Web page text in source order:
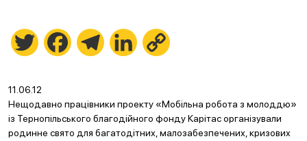
Twitter FacebookTelegramLinkedIn
11.06.12
Нещодавно працівники проекту «Мобільна робота з молоддю»
із Тернопільського благодійного фонду Карітас організували
родинне свято для багатодітних, малозабезпечених, кризових